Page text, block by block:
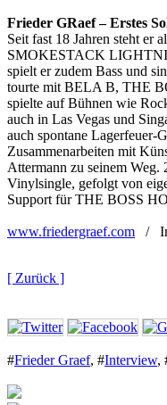
Frieder GRaef – Erstes
Seit fast 18 Jahren steht er
SMOKESTACK
spielt er zudem Bass und
tourte mit BELA B, THE
spielte auf Bühnen wie
auch in Las Vegas und
auch spontane Lagerfeuer-
Zusammenarbeiten mit
Attermann zu seinem Weg.
Vinylsingle, gefolgt von
Support für THE BOSS
www.friedergraef.com /
[ Zurück ]
#Frieder Graef, #Interview,